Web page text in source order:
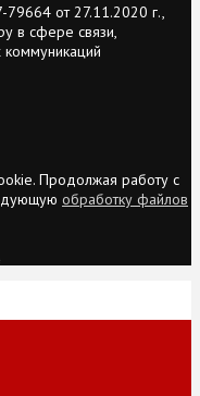
от 27.11.2020 г.,
в сфере связи,
Продолжая работу с
обработку файлов